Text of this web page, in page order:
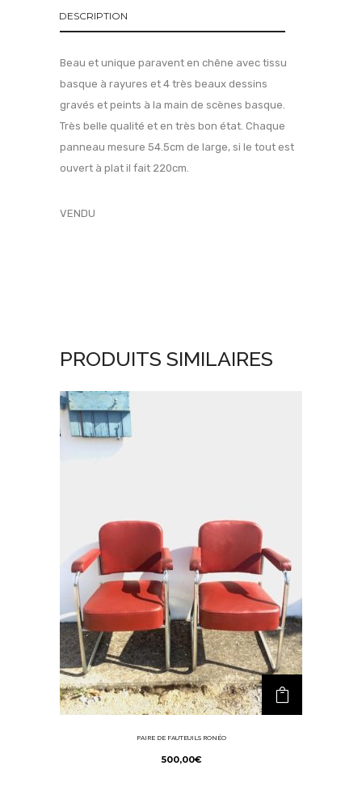
DESCRIPTION
Beau et unique paravent en chêne avec tissu
basque à rayures et 4 très beaux dessins
gravés et peints à la main de scènes basque.
Très belle qualité et en très bon état. Chaque
panneau mesure 54.5cm de large, si le tout est
ouvert à plat il fait 220cm.
VENDU
PRODUITS SIMILAIRES
PAIRE DE FAUTEUILS RONÉO
500,00€